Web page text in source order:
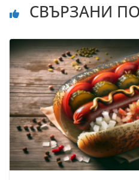
СВЪРЗАНИ